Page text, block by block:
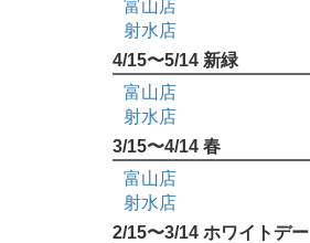
富山店
射水店
4/15〜5/14 新緑
富山店
射水店
3/15〜4/14 春
富山店
射水店
2/15〜3/14 ホワイトデー